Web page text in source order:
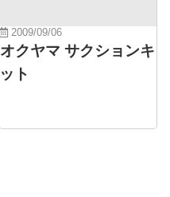
2009/09/06
オクヤマ サクションキ
ット